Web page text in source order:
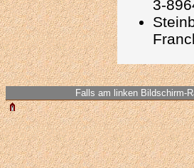
3-
Falls am linken Bildschirm-